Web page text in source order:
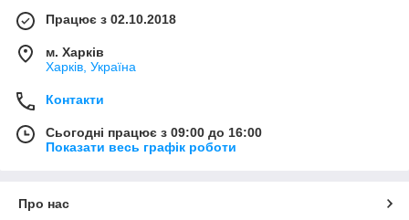
Працює з 02.10.2018
м. Харків
Харків, Україна
Контакти
Сьогодні працює з 09:00 до 16:00
Показати весь графік роботи
Про нас